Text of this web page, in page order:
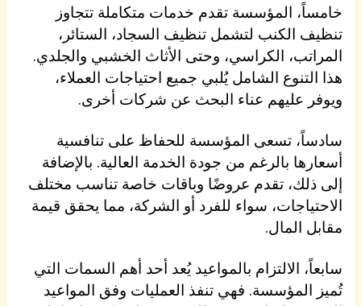
خامساً، المؤسسة تقدم خدمات متكاملة تتجاوز
تنظيف الكنب لتشمل تنظيف السجاد، الستائر،
المراتب، الكراسي، وحتى الأثاث الخشبي والجلدي.
هذا التنوع الشامل يُلبي جميع احتياجات العملاء،
ويوفر عليهم عناء البحث عن شركات أخرى.
سادساً، تسعى المؤسسة للحفاظ على تنافسية
أسعارها بالرغم من جودة الخدمة العالية. بالإضافة
إلى ذلك، تقدم عروضًا وباقات خاصة تناسب مختلف
الاحتياجات، سواء للفرد أو الشركة، مما يحقق قيمة
مقابل المال.
سابعاً، الالتزام بالمواعيد يُعد أحد أهم السمات التي
تُميز المؤسسة. فهي تنفذ العمليات وفق المواعيد